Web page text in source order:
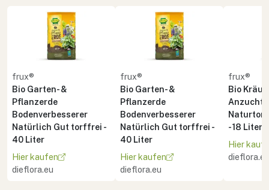
frux®
Bio Garten- &
Pflanzerde
Bodenverbesserer
Natürlich Gut torffrei -
40 Liter
Hier kaufen
dieflora.eu
frux®
Bio Garten- &
Pflanzerde
Bodenverbesserer
Natürlich Gut torffrei -
40 Liter
Hier kaufen
dieflora.eu
frux®
Bio
Naturton
- 18 Liter
Hier
dieflora.eu